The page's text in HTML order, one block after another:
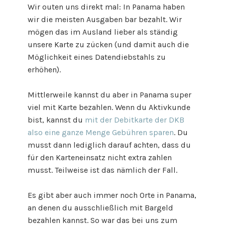
Wir outen uns direkt mal: In Panama haben
wir die meisten Ausgaben bar bezahlt. Wir
mögen das im Ausland lieber als ständig
unsere Karte zu zücken (und damit auch die
Möglichkeit eines Datendiebstahls zu
erhöhen).
Mittlerweile kannst du aber in Panama super
viel mit Karte bezahlen. Wenn du Aktivkunde
bist, kannst du mit der Debitkarte der DKB
also eine ganze Menge Gebühren sparen. Du
musst dann lediglich darauf achten, dass du
für den Karteneinsatz nicht extra zahlen
musst. Teilweise ist das nämlich der Fall.
Es gibt aber auch immer noch Orte in Panama,
an denen du ausschließlich mit Bargeld
bezahlen kannst. So war das bei uns zum